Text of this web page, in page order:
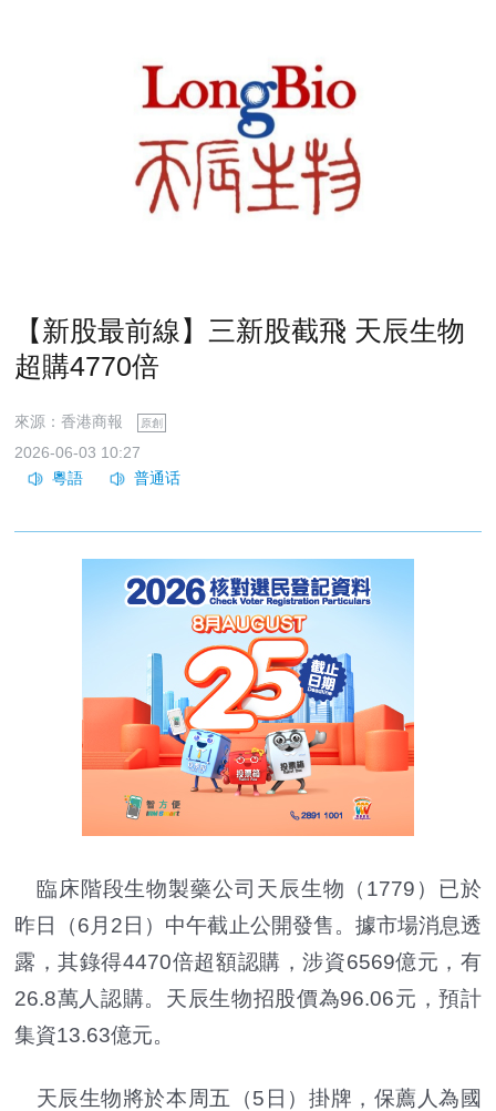
【新股最前線】三新股截飛 天辰生物
超購4770倍
來源：香港商報 原創
2026-06-03 10:27
臨床階段生物製藥公司天辰生物（1779）已於
昨日（6月2日）中午截止公開發售。據市場消息透
露，其錄得4470倍超額認購，涉資6569億元，有
26.8萬人認購。天辰生物招股價為96.06元，預計
集資13.63億元。
天辰生物將於本周五（5日）掛牌，保薦人為國